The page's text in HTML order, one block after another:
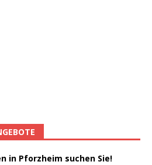
in Pforzheim suchen Sie!